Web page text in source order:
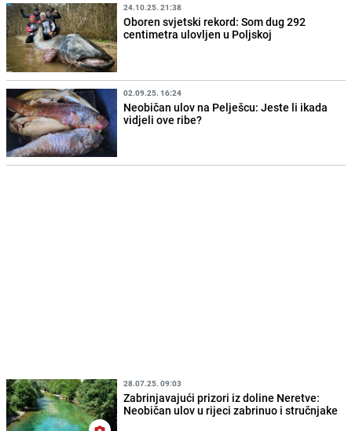
24.10.25. 21:38
Oboren svjetski rekord: Som dug 292
centimetra ulovljen u Poljskoj
02.09.25. 16:24
Neobičan ulov na Pelješcu: Jeste li ikada
vidjeli ove ribe?
28.07.25. 09:03
Zabrinjavajući prizori iz doline Neretve:
Neobičan ulov u rijeci zabrinuo i stručnjake